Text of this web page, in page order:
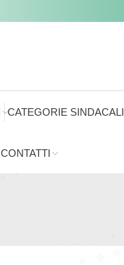
CATEGORIE SINDACALI
CONTATTI